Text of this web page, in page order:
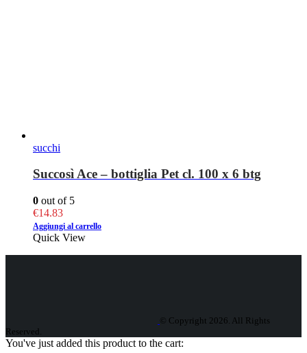
succhi
Succosì Ace – bottiglia Pet cl. 100 x 6 btg
0 out of 5
€14.83
Aggiungi al carrello
Quick View
© Copyright 2026. All Rights
Reserved.
You've just added this product to the cart: